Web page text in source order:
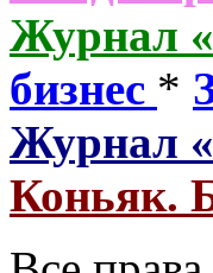
Журнал
бизнес *
Журнал
Коньяк.